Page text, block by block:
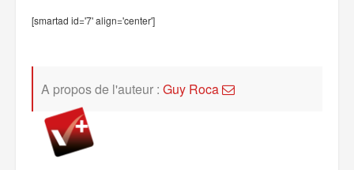
[smartad id='7' align='center']
A propos de l'auteur : Guy Roca